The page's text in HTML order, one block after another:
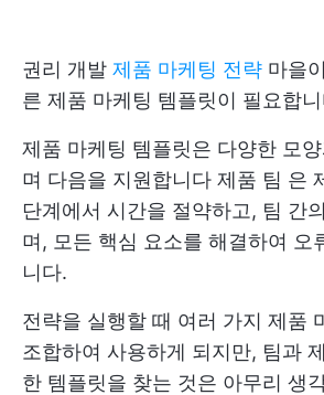
권리 개발 제품 마케팅 전략 마을
른 제품 마케팅 템플릿이 필요합
제품 마케팅 템플릿은 다양한 모
며 다음을 지원합니다 제품 팀 은
단계에서 시간을 절약하고, 팀 간
며, 모든 핵심 요소를 해결하여 오
니다.
전략을 실행할 때 여러 가지 제품
조합하여 사용하게 되지만, 팀과
한 템플릿을 찾는 것은 아무리 생